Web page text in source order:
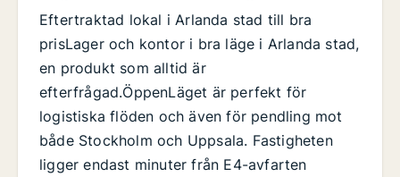
Eftertraktad lokal i Arlanda stad till bra
prisLager och kontor i bra läge i Arlanda stad,
en produkt som alltid är
efterfrågad.ÖppenLäget är perfekt för
logistiska flöden och även för pendling mot
både Stockholm och Uppsala. Fastigheten
ligger endast minuter från E4-avfarten